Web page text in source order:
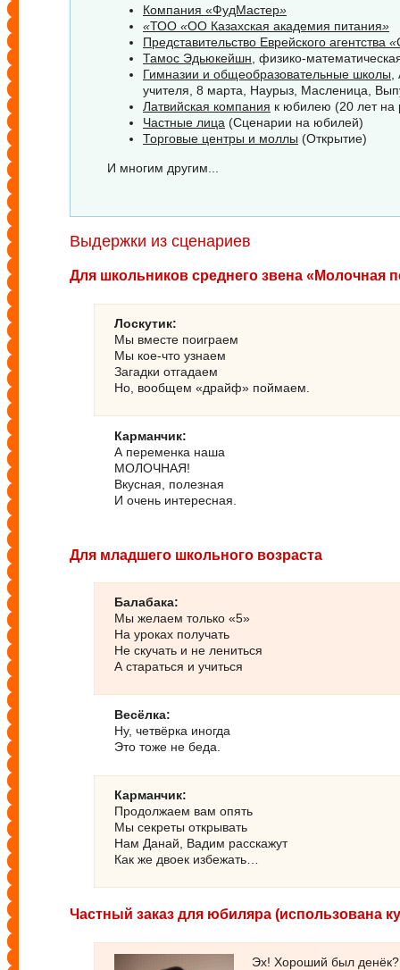
Компания «ФудМастер»
«ТОО «ОО Казахская академия питания»
Представительство Еврейского агентства «
Тамос Эдьюкейшн , физико-
Гимназии и общеобразовательные школы
учителя, 8 марта, Наурыз, Масленица,
Латвийская компания к юбилею (20 лет на
Частные лица (Сценарии на юбилей)
Торговые центры и моллы (Открытие)
И многим другим...
Выдержки из сценариев
Для школьников среднего звена « Молочная
Лоскутик:
Мы вместе поиграем
Мы кое-что узнаем
Загадки отгадаем
Но, вообщем «драйф» поймаем.
Карманчик:
А переменка наша
МОЛОЧНАЯ!
Вкусная, полезная
И очень интересная.
Для младшего школьного возраста
Балабака:
Мы желаем только «5»
На уроках получать
Не скучать и не лениться
А стараться и учиться
Весёлка:
Ну, четвёрка иногда
Это тоже не беда.
Карманчик:
Продолжаем вам опять
Мы секреты открывать
Нам Данай, Вадим расскажут
Как же двоек избежать…
Частный заказ для юбиляра (использована
     Эх! Хороший был денёк?